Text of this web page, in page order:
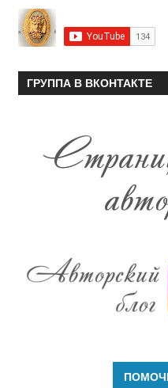
ГРУППА В ВКОНТАКТЕ